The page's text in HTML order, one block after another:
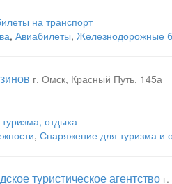
на транспорт
, Авиабилеты, Железнодорожные
г. Омск, Красный Путь, 145а
отдыха
, Снаряжение для туризма и
туристическое агентство